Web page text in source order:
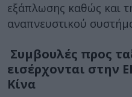
εξάπλωσης καθώς και
αναπνευστικού
Συμβουλές προς
εισέρχονται στην
Κίνα